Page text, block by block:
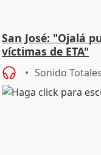
San José: "Ojalá
víctimas de ETA"
Sonido Totales